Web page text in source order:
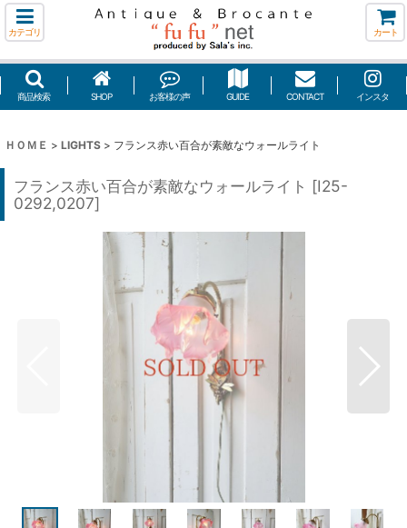
カテゴリ カート
商品検索 SHOP お客様の声 GUIDE CONTACT インスタ
ＨＯＭＥ > LIGHTS > フランス赤い百合が素敵なウォールライト
フランス赤い百合が素敵なウォールライト [I25-
0292,0207]